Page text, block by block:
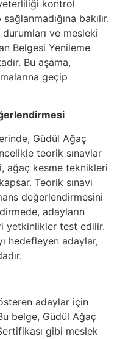
kontrol
bakılır.
ve mesleki
Belgesi Yenileme
Bu aşama,
geçip
Güdül Ağaç
teorik sınavlar
ağaç kesme teknikleri
Teorik sınavı
değerlendirmesini
adayların
yetkinlikler test edilir.
hedefleyen adaylar,
adaylar için
belge, Güdül Ağaç
gibi meslek